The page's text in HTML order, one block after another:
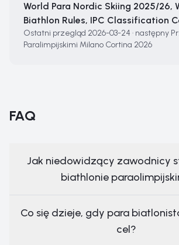
World Para Nordic Skiing 2025/26,
Biathlon Rules, IPC Classification
Ostatni przegląd 2026-03-24 · następny
Paralimpijskimi Milano Cortina 2026
FAQ
Jak niedowidzący zawodnicy
biathlonie
Co się dzieje, gdy para
cel?